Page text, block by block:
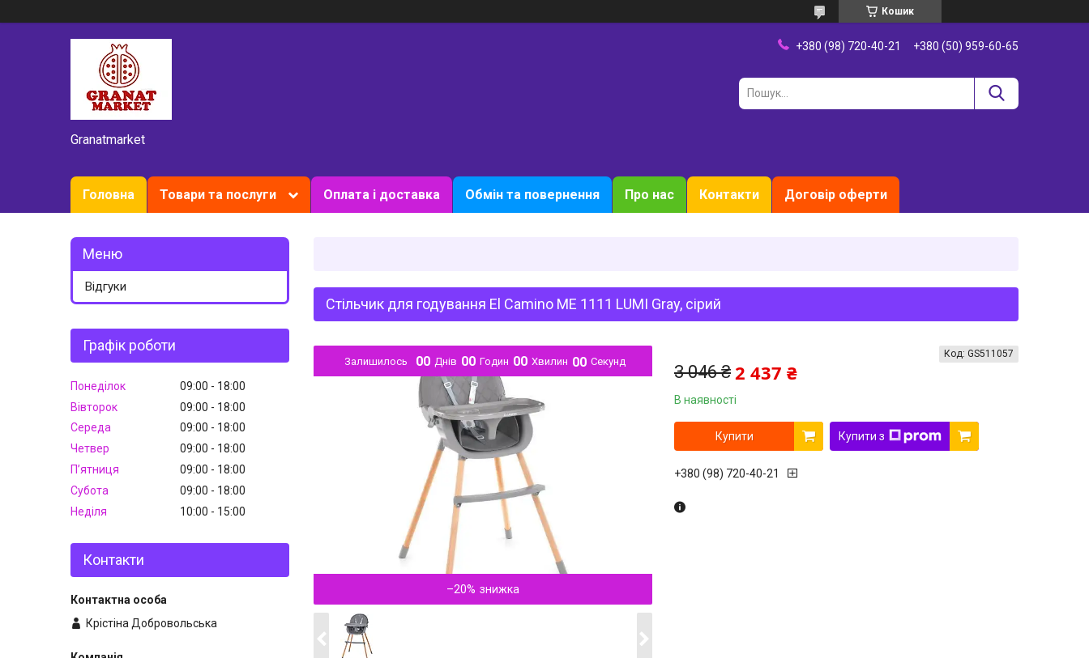
Кошик
Granatmarket
+380 (98) 720-40-21 +380 (50) 959-60-65
Головна Товари та послуги Оплата і доставка Обмін та повернення Про нас Контакти Договір оферти
Стільчик для годування El Camino ME 1111 LUMI Gray, сірий
Залишилось 00 Днів 00 Годин 00 Хвилин 00 Секунд
–20%
3 046 ₴ 2 437 ₴
В наявності
Код: GS511057
Купити Купити з
+380 (98) 720-40-21
Відгуки
Графік роботи
Понеділок 09:00
18:00
Вівторок
09:00
18:00
Середа
09:00
18:00
Четвер
09:00
18:00
Пʼятниця
09:00
18:00
Субота
09:00
18:00
Неділя
10:00 15:00
Контакти
Крістіна Добровольська